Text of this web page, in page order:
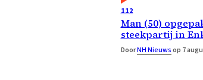
112
Man (50)
steekpartij in
DoorNH Nieuwsop 7